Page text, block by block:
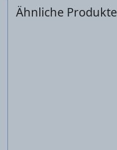
Ähnliche Produkte